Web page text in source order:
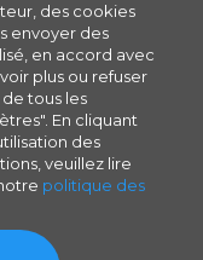
des cookies
envoyer des
en accord avec
plus ou refuser
tous les
En cliquant
des
veuillez lire
politique des